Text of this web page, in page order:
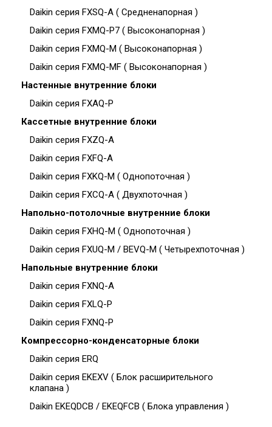
Daikin серия FXSQ-A ( Средненапорная )
Daikin серия FXMQ-P7 ( Высоконапорная )
Daikin серия FXMQ-M ( Высоконапорная )
Daikin серия FXMQ-MF ( Высоконапорная )
Настенные внутренние блоки
Daikin серия FXAQ-P
Кассетные внутренние блоки
Daikin серия FXZQ-A
Daikin серия FXFQ-A
Daikin серия FXKQ-M ( Однопоточная )
Daikin серия FXCQ-A ( Двухпоточная )
Напольно-потолочные внутренние блоки
Daikin серия FXHQ-M ( Однопоточная )
Daikin серия FXUQ-M / BEVQ-M ( Четырехпоточная )
Напольные внутренние блоки
Daikin серия FXNQ-A
Daikin серия FXLQ-P
Daikin серия FXNQ-P
Компрессорно-конденсаторные блоки
Daikin серия ERQ
Daikin серия EKEXV ( Блок расширительного
клапана )
Daikin EKEQDCB / EKEQFCB ( Блока управления )